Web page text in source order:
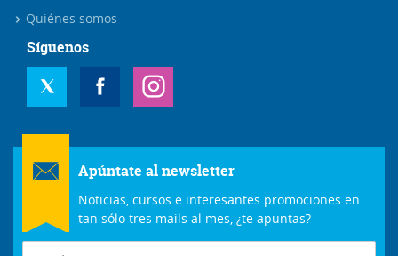
Quiénes somos
Síguenos
Apúntate al newsletter
Noticias, cursos e interesantes promociones en
tan sólo tres mails al mes, ¿te apuntas?